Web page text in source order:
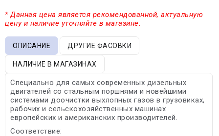
* Данная цена является рекомендованной, актуальную
цену и наличие уточняйте в магазине.
ОПИСАНИЕ ДРУГИЕ ФАСОВКИ
НАЛИЧИЕ В МАГАЗИНАХ
Специально для самых современных дизельных
двигателей со стальным поршнями и новейшими
системами доочистки выхлопных газов в грузовиках,
рабочих и сельскохозяйственных машинах
европейских и американских производителей.
Соответствие: